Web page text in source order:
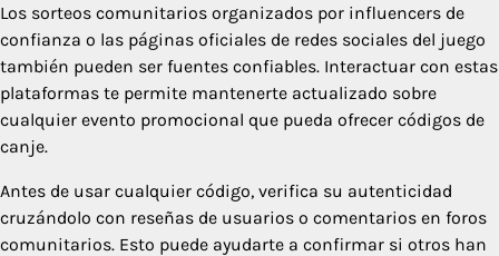
Los sorteos comunitarios organizados por influencers de
confianza o las páginas oficiales de redes sociales del juego
también pueden ser fuentes confiables. Interactuar con estas
plataformas te permite mantenerte actualizado sobre
cualquier evento promocional que pueda ofrecer códigos de
canje.
Antes de usar cualquier código, verifica su autenticidad
cruzándolo con reseñas de usuarios o comentarios en foros
comunitarios. Esto puede ayudarte a confirmar si otros han